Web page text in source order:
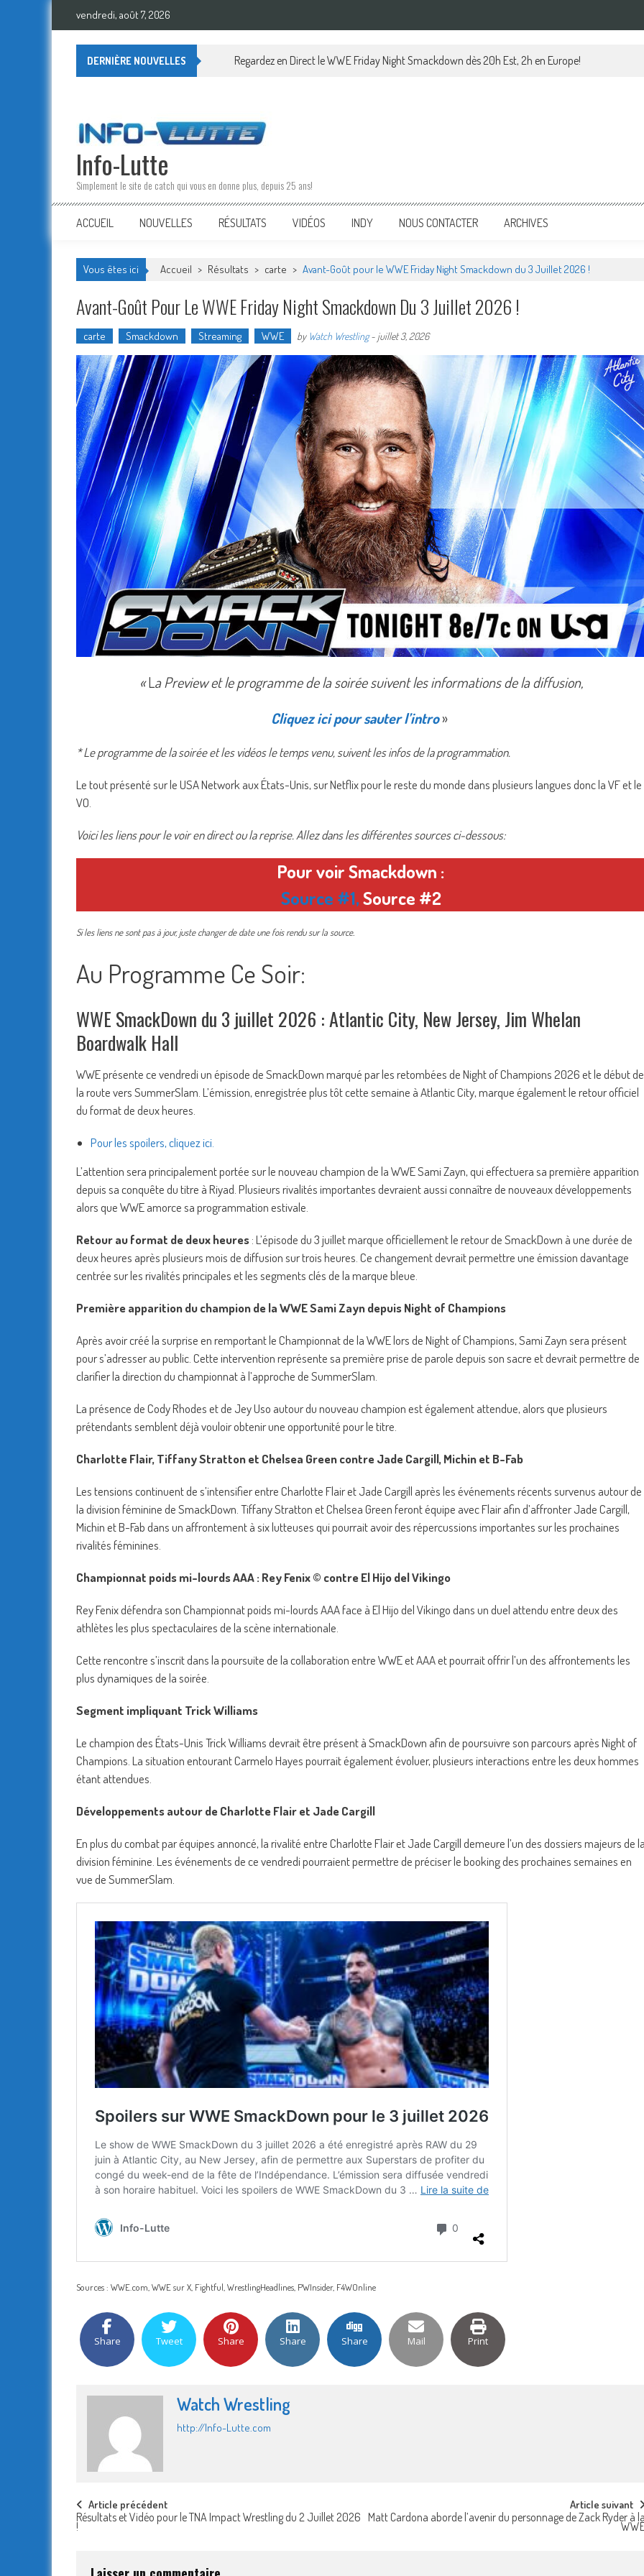
Skip
vendredi, août 7, 2026
DERNIÈRE NOUVELLES CM Punk fait une promo lors de l’événement WWE Fairfax Live en abordant « Ce qui s’est passé à
Info-Lutte
Simplement le site de catch qui vous en donne plus, depuis 25 ans!
ACCUEIL NOUVELLES RÉSULTATS VIDÉOS INDY NOUS CONTACTER ARCHIVES
Vous êtes ici Accueil > Résultats > carte > Avant-Goût pour le WWE Friday Night Smackdown du 3 Juillet 2026 !
Avant-Goût Pour Le WWE Friday Night Smackdown Du 3 Juillet 2026 !
carte Smackdown Streaming WWE by Watch Wrestling- juillet 3, 2026
«La Preview et le programme de la soirée suivent les informations de la diffusion,
Cliquez ici pour sauter l’intro»
* Le programme de la soirée et les vidéos le temps venu, suivent les infos de la programmation.
Le tout présenté sur le USA Network aux États-Unis, sur Netflix pour le reste du monde dans plusieurs langues donc la VF et le
VO.
Voici les liens pour le voir en direct ou la reprise. Allez dans les différentes sources ci-dessous:
Pour voir Smackdown :
Source #1,Source #2
Si les liens ne sont pas à jour, juste changer de date une fois rendu sur la source.
Au Programme Ce Soir:
WWE SmackDown du 3 juillet 2026 : Atlantic City, New Jersey, Jim Whelan
Boardwalk Hall
WWE présente ce vendredi un épisode de SmackDown marqué par les retombées de Night of Champions 2026 et le début de
la route vers SummerSlam. L’émission, enregistrée plus tôt cette semaine à Atlantic City, marque également le retour officiel
du format de deux heures.
Pour les spoilers, cliquez ici.
L’attention sera principalement portée sur le nouveau champion de la WWE Sami Zayn, qui effectuera sa première apparition
depuis sa conquête du titre à Riyad. Plusieurs rivalités importantes devraient aussi connaître de nouveaux développements
alors que WWE amorce sa programmation estivale.
Retour au format de deux heures: L’épisode du 3 juillet marque officiellement le retour de SmackDown à une durée de
deux heures après plusieurs mois de diffusion sur trois heures. Ce changement devrait permettre une émission davantage
centrée sur les rivalités principales et les segments clés de la marque bleue.
Première apparition du champion de la WWE Sami Zayn depuis Night of Champions
Après avoir créé la surprise en remportant le Championnat de la WWE lors de Night of Champions, Sami Zayn sera présent
pour s’adresser au public. Cette intervention représente sa première prise de parole depuis son sacre et devrait permettre de
clarifier la direction du championnat à l’approche de SummerSlam.
La présence de Cody Rhodes et de Jey Uso autour du nouveau champion est également attendue, alors que plusieurs
prétendants semblent déjà vouloir obtenir une opportunité pour le titre.
Charlotte Flair, Tiffany Stratton et Chelsea Green contre Jade Cargill, Michin et B-Fab
Les tensions continuent de s’intensifier entre Charlotte Flair et Jade Cargill après les événements récents survenus autour de
la division féminine de SmackDown. Tiffany Stratton et Chelsea Green feront équipe avec Flair afin d’affronter Jade Cargill,
Michin et B-Fab dans un affrontement à six lutteuses qui pourrait avoir des répercussions importantes sur les prochaines
rivalités féminines.
Championnat poids mi-lourds AAA : Rey Fenix © contre El Hijo del Vikingo
Rey Fenix défendra son Championnat poids mi-lourds AAA face à El Hijo del Vikingo dans un duel attendu entre deux des
athlètes les plus spectaculaires de la scène internationale.
Cette rencontre s’inscrit dans la poursuite de la collaboration entre WWE et AAA et pourrait offrir l’un des affrontements les
plus dynamiques de la soirée.
Segment impliquant Trick Williams
Le champion des États-Unis Trick Williams devrait être présent à SmackDown afin de poursuivre son parcours après Night of
Champions. La situation entourant Carmelo Hayes pourrait également évoluer, plusieurs interactions entre les deux hommes
étant attendues.
Développements autour de Charlotte Flair et Jade Cargill
En plus du combat par équipes annoncé, la rivalité entre Charlotte Flair et Jade Cargill demeure l’un des dossiers majeurs de
division féminine. Les événements de ce vendredi pourraient permettre de préciser le booking des prochaines semaines en
vue de SummerSlam.
Sources : WWE.com, WWE sur X, Fightful, WrestlingHeadlines, PWInsider, F4WOnline
Share Tweet Share Share Share Mail Print
Watch Wrestling
http://Info-Lutte.com
Post
navigation
Article précédent
Résultats et Vidéo pour le TNA Impact Wrestling du 2 Juillet 2026
!
Article suivant
Matt Cardona aborde l’avenir du personnage de Zack Ryder à